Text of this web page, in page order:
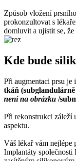
Způsob vložení
prokonzultovat s
domluvit a ujistit se,
Kde bude
Při augmentaci prsu je
tkáň (subglandulárně
není na obrázku /
Při rekonstrukci záleží
aspektu.
Váš lékař vám nejlépe
Implantáty společnosti